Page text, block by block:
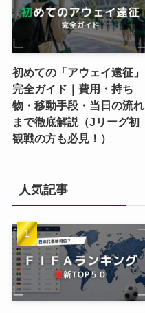
初めての「アウェイ遠征」
完全ガイド｜費用・持ち
物・移動手段・当日の流れ
まで徹底解説（Jリーグ初
観戦の方も必見！）
人気記事